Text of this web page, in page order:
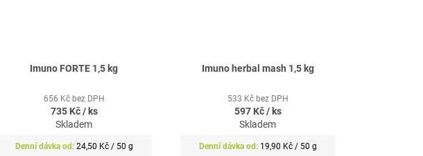
Imuno FORTE 1,5 kg
656 Kč bez DPH
735 Kč/ ks
Skladem
Měrná
24,50 Kč / 50 g
Imuno herbal mash 1,5 kg
533 Kč bez DPH
597 Kč/ ks
Skladem
Měrná
19,90 Kč / 50 g